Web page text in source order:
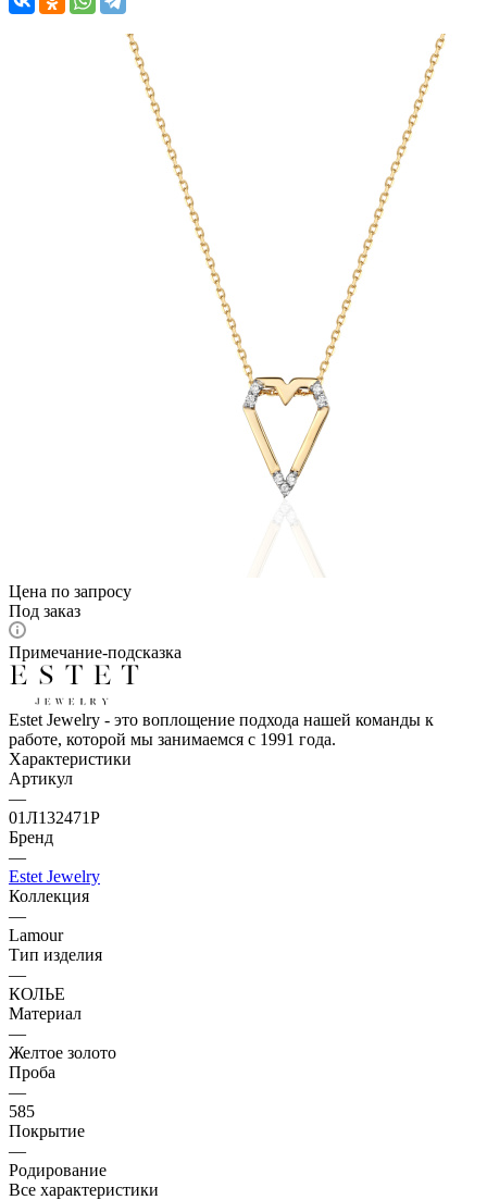
Цена по запросу
Под заказ
Примечание-подсказка
Estet Jewelry - это воплощение подхода нашей команды к
работе, которой мы занимаемся с 1991 года.
Характеристики
Артикул
—
01Л132471Р
Бренд
—
Estet Jewelry
Коллекция
—
Lamour
Тип изделия
—
КОЛЬЕ
Материал
—
Желтое золото
Проба
—
585
Покрытие
—
Родирование
Все характеристики